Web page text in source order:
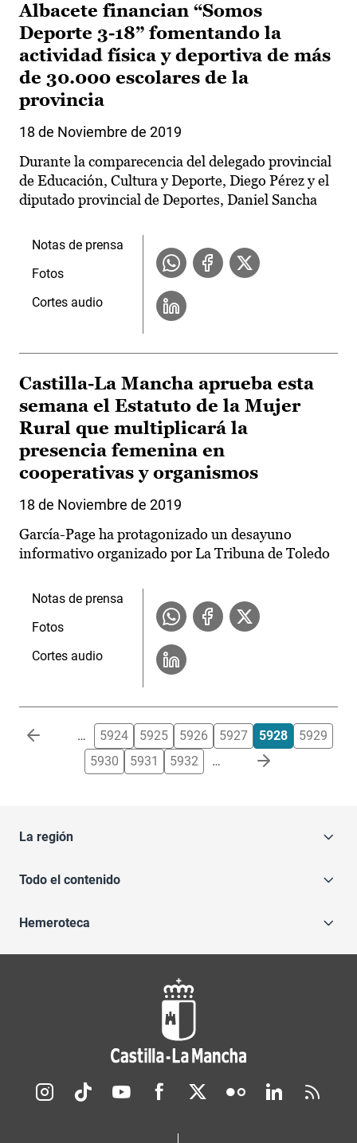
Albacete financian “Somos
Deporte 3-18” fomentando la
actividad física y deportiva de más
de 30.000 escolares de la
provincia
18 de Noviembre de 2019
Durante la comparecencia del delegado provincial
de Educación, Cultura y Deporte, Diego Pérez y el
diputado provincial de Deportes, Daniel Sancha
Notas de prensa
Fotos
Cortes audio
Castilla-La Mancha aprueba esta
semana el Estatuto de la Mujer
Rural que multiplicará la
presencia femenina en
cooperativas y organismos
18 de Noviembre de 2019
García-Page ha protagonizado un desayuno
informativo organizado por La Tribuna de Toledo
Notas de prensa
Fotos
Cortes audio
Paginación … 5924 5925 5926 5927 5928
5929
5930
5931 5932 …
La región
Todo el contenido
Hemeroteca
Redes sociales JCCM